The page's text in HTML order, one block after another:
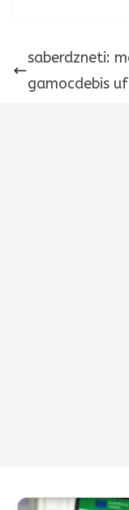
saberdzneti:
gamocdebis